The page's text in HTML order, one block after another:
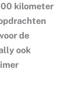
kilometer
de
ook